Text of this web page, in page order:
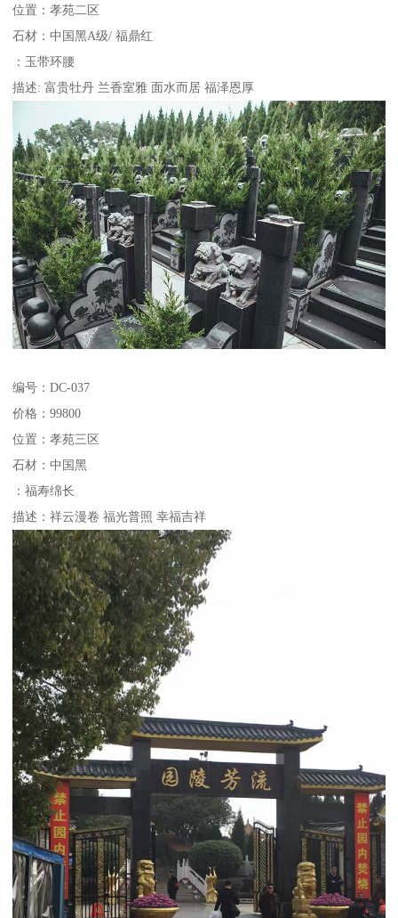
位置：孝苑二区
石材：中国黑A级/ 福鼎红
：玉带环腰
描述: 富贵牡丹 兰香室雅 面水而居 福泽恩厚
编号：DC-037
价格：99800
位置：孝苑三区
石材：中国黑
：福寿绵长
描述：祥云漫卷 福光普照 幸福吉祥